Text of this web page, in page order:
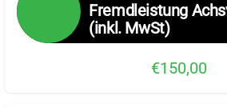
Fremdleistung
(inkl. MwSt)
€150,00